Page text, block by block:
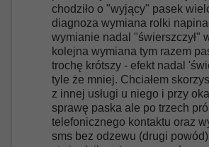
chodziło o "wyjący" pasek
diagnoza wymiana rolki
wymianie nadal "świerszczył"
kolejna wymiana tym razem
trochę krótszy - efekt nadal
tyle że mniej. Chciałem
z innej usługi u niego i przy
sprawę paska ale po trzech
telefonicznego kontaktu oraz
sms bez odzewu (drugi powód)